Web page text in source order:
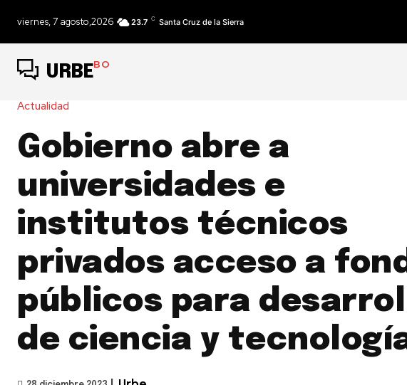
viernes, 7 agosto,2026 23.7 C Santa Cruz de la Sierra
URBEBO
Actualidad
Gobierno abre a
universidades e
institutos técnicos
privados acceso a
públicos para
de ciencia y